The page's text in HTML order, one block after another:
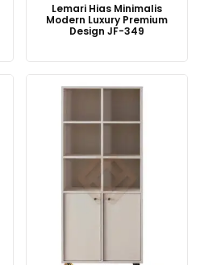
Lemari Hias Minimalis
Modern Luxury Premium
Design JF-349